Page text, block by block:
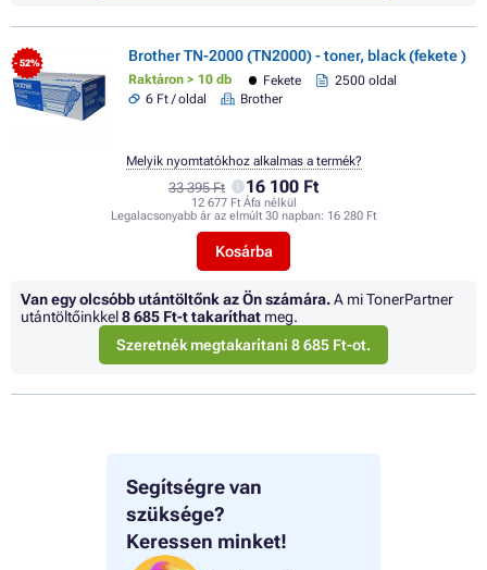
Segítségre van
szüksége?
Keressen minket!
- 52% Brother TN-2000 (TN2000) - toner, black (fekete )
Raktáron > 10 db Fekete
2500 oldal
6 Ft / oldal
Brother
33 395 Ft 16 100 Ft
12 677 Ft Áfa nélkül
Legalacsonyabb ár az elmúlt 30 napban: 16 280 Ft
Kosárba
Melyik nyomtatókhoz alkalmas a termék?
Van egy olcsóbb utántöltőnk az Ön számára.A mi TonerPartner
utántöltőinkkel8 685 Ft-t takaríthat meg.
Szeretnék megtakarítani 8 685 Ft-ot.